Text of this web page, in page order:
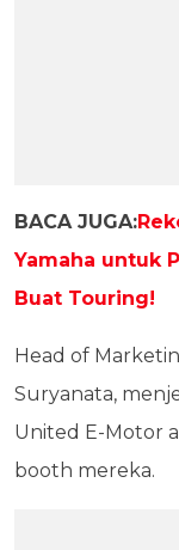
BACA JUGA:
Yamaha untuk
Buat Touring!
Head of
Suryanata,
United E-Motor
booth mereka.